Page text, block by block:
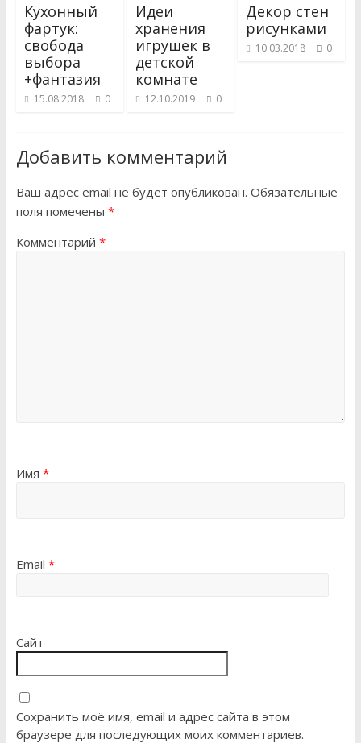
Кухонный
фартук:
свобода
выбора
+фантазия
15.08.2018 0
Идеи
хранения
игрушек в
детской
комнате
12.10.2019 0
Декор стен
рисунками
10.03.2018 0
Добавить комментарий
Ваш адрес email не будет опубликован. Обязательные
поля помечены *
Комментарий *
Имя *
Email *
Сайт
Сохранить моё имя, email и адрес сайта в этом
браузере для последующих моих комментариев.